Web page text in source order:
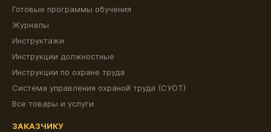
Готовые программы обучения
Журналы
Инструктажи
Инструкции должностные
Инструкции по охране труда
Система управления охраной труда (СУОТ)
Все товары и услуги
ЗАКАЗЧИКУ